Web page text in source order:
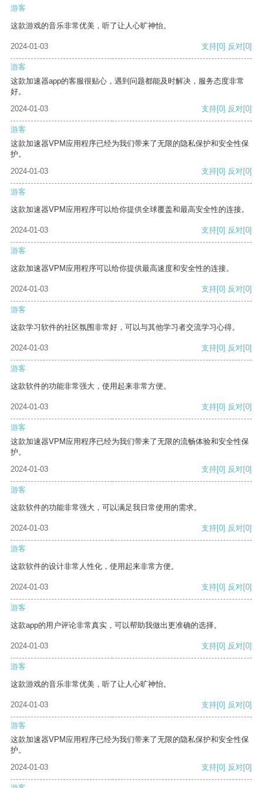
游客
这款游戏的音乐非常优美，听了让人心旷神怡。
2024-01-03 支持[0] 反对[0]
游客
这款加速器app的客服很贴心，遇到问题都能及时解决，服务态度非常
好。
2024-01-03
支持[0] 反对[0]
游客
这款加速器VPM应用程序已经为我们带来了无限的隐私保护和安全性保
护。
2024-01-03
支持[0] 反对[0]
游客
这款加速器VPM应用程序可以给你提供全球覆盖和最高安全性的连接。
2024-01-03 支持[0] 反对[0]
游客
这款加速器VPM应用程序可以给你提供最高速度和安全性的连接。
2024-01-03 支持[0] 反对[0]
游客
这款学习软件的社区氛围非常好，可以与其他学习者交流学习心得。
2024-01-03 支持[0] 反对[0]
游客
这款软件的功能非常强大，使用起来非常方便。
2024-01-03 支持[0] 反对[0]
游客
这款加速器VPM应用程序已经为我们带来了无限的流畅体验和安全性保
护。
2024-01-03
支持[0] 反对[0]
游客
这款软件的功能非常强大，可以满足我日常使用的需求。
2024-01-03 支持[0] 反对[0]
游客
这款软件的设计非常人性化，使用起来非常方便。
2024-01-03 支持[0] 反对[0]
游客
这款app的用户评论非常真实，可以帮助我做出更准确的选择。
2024-01-03 支持[0] 反对[0]
游客
这款游戏的音乐非常优美，听了让人心旷神怡。
2024-01-03 支持[0] 反对[0]
游客
这款加速器VPM应用程序已经为我们带来了无限的隐私保护和安全性保
护。
2024-01-03
支持[0] 反对[0]